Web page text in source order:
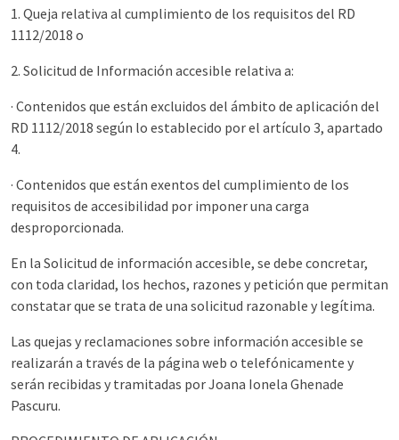
1. Queja relativa al cumplimiento de los requisitos del RD
1112/2018 o
2. Solicitud de Información accesible relativa a:
· Contenidos que están excluidos del ámbito de aplicación del
RD 1112/2018 según lo establecido por el artículo 3, apartado
4.
· Contenidos que están exentos del cumplimiento de los
requisitos de accesibilidad por imponer una carga
desproporcionada.
En la Solicitud de información accesible, se debe concretar,
con toda claridad, los hechos, razones y petición que permitan
constatar que se trata de una solicitud razonable y legítima.
Las quejas y reclamaciones sobre información accesible se
realizarán a través de la página web o telefónicamente y
serán recibidas y tramitadas por Joana Ionela Ghenade
Pascuru.